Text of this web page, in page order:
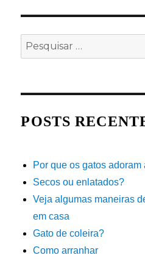
Pesquisar
por:
POSTS
Por que os gatos
Secos ou enlatados?
Veja algumas maneiras
em casa
Gato de coleira?
Como arranhar